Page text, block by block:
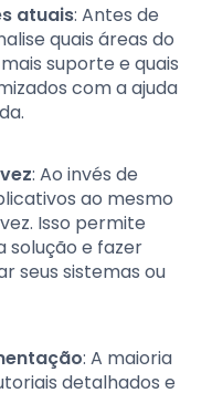
atuais: Antes de
quais áreas do
suporte e quais
com a ajuda
: Ao invés de
ao mesmo
Isso permite
solução e fazer
seus sistemas ou
: A maioria
detalhados e